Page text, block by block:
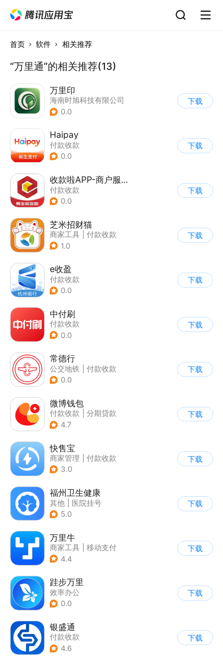
首页 软件 相关推荐
“万里通”的相关推荐(13)
万里印
海南时旭科技有限公司
0.0
下载
Haipay
付款收款
0.0
下载
收款啦APP-商户服务软件
付款收款
0.0
下载
芝米招财猫
商家工具
付款收款
1.0
下载
e收盈
付款收款
0.0
下载
中付刷
付款收款
0.0
下载
常德行
公交地铁
付款收款
0.0
下载
微博钱包
付款收款
分期贷款
4.7
下载
快售宝
商家管理
付款收款
3.0
下载
福州卫生健康
其他
医院挂号
| 付款收款
5.0
下载
万里牛
商家工具
移动支付
4.4
下载
跬步万里
效率办公
0.0
下载
银盛通
付款收款
4.6
下载